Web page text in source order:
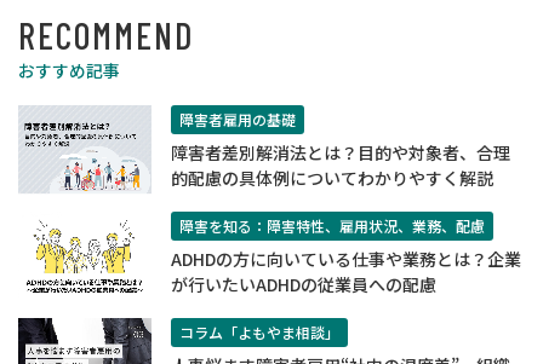
RECOMMEND
おすすめ記事
障害者雇用の基礎
障害者差別解消法とは？目的や対象者、合理
的配慮の具体例についてわかりやすく解説
障害を知る：障害特性、雇用状況、業務、配慮
ADHDの方に向いている仕事や業務とは？企業
が行いたいADHDの従業員への配慮
コラム「よもやま相談」